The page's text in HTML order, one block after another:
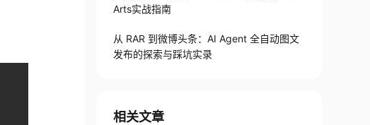
Arts实战指南
从 RAR 到微博头条：AI Agent 全自动图文
发布的探索与踩坑实录
相关文章